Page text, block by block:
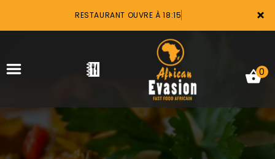
×
RESTAURANT OUVRE À 18:15
ACCUEIL
0